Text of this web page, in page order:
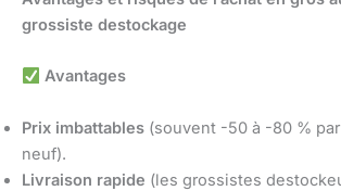
grossiste destockage
Avantages
Prix imbattables (souvent -50 à -80 %
neuf).
Livraison rapide (les grossistes